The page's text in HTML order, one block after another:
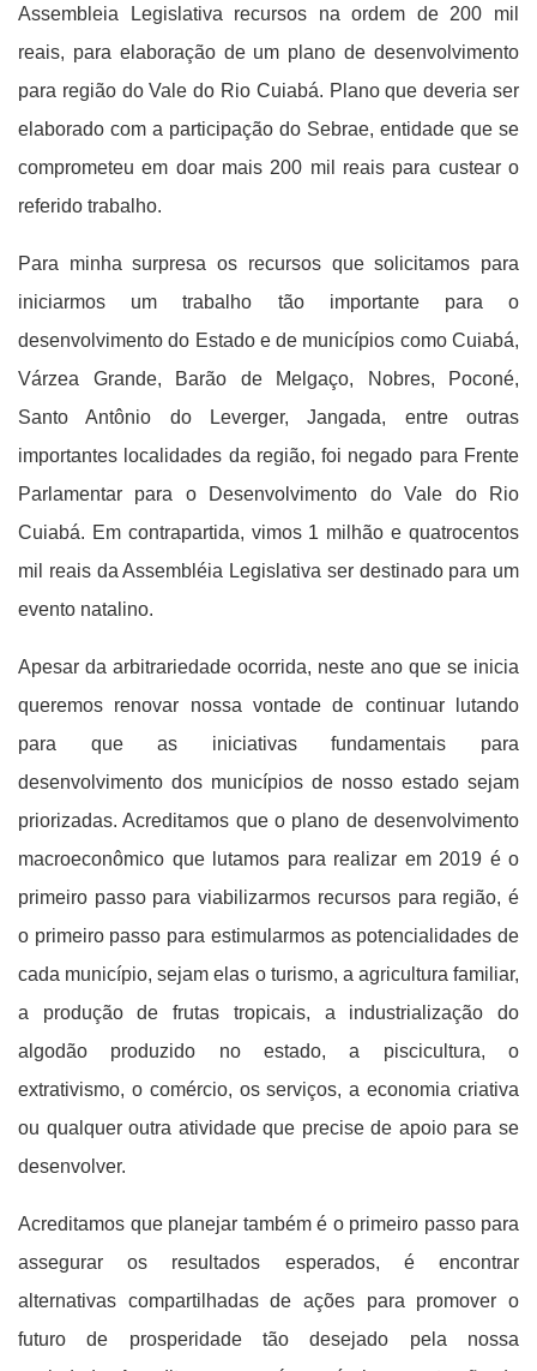
Assembleia Legislativa recursos na ordem de 200 mil
reais, para elaboração de um plano de desenvolvimento
para região do Vale do Rio Cuiabá. Plano que deveria ser
elaborado com a participação do Sebrae, entidade que se
comprometeu em doar mais 200 mil reais para custear o
referido trabalho.
Para minha surpresa os recursos que solicitamos para
iniciarmos um trabalho tão importante para o
desenvolvimento do Estado e de municípios como Cuiabá,
Várzea Grande, Barão de Melgaço, Nobres, Poconé,
Santo Antônio do Leverger, Jangada, entre outras
importantes localidades da região, foi negado para Frente
Parlamentar para o Desenvolvimento do Vale do Rio
Cuiabá. Em contrapartida, vimos 1 milhão e quatrocentos
mil reais da Assembléia Legislativa ser destinado para um
evento natalino.
Apesar da arbitrariedade ocorrida, neste ano que se inicia
queremos renovar nossa vontade de continuar lutando
para que as iniciativas fundamentais para
desenvolvimento dos municípios de nosso estado sejam
priorizadas. Acreditamos que o plano de desenvolvimento
macroeconômico que lutamos para realizar em 2019 é o
primeiro passo para viabilizarmos recursos para região, é
o primeiro passo para estimularmos as potencialidades de
cada município, sejam elas o turismo, a agricultura familiar,
a produção de frutas tropicais, a industrialização do
algodão produzido no estado, a piscicultura, o
extrativismo, o comércio, os serviços, a economia criativa
ou qualquer outra atividade que precise de apoio para se
desenvolver.
Acreditamos que planejar também é o primeiro passo para
assegurar os resultados esperados, é encontrar
alternativas compartilhadas de ações para promover o
futuro de prosperidade tão desejado pela nossa